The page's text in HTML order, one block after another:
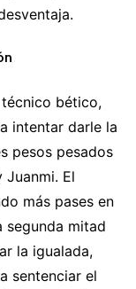
bético,
intentar darle la
pesos pesados
El
más pases en
segunda mitad
la igualada,
sentenciar el